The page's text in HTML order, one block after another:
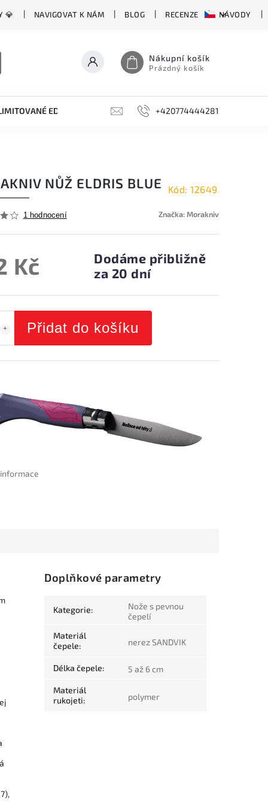
💎 NAVIGOVAT K NÁM BLOG RECENZE NÁVODY
Nákupní košík
Prázdný košík
EDICE BROUSKY, BRUSKY, OCÍLKY
+420774444281
NŮŽ ELDRIS BLUE Kód: 12649
1 hodnocení Značka: Morakniv
Kč
Dodáme přibližně
za 20 dní
Přidat do košíku
Doplňkové parametry
Kategorie:
Nože s pevnou
čepelí
Materiál
čepele: nerez SANDVIK
Délka čepele: 5 až 6 cm
Materiál
rukojeti: polymer